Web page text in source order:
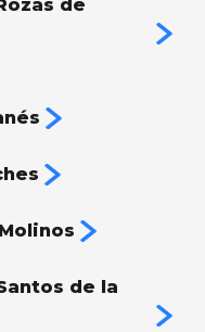
de
de la